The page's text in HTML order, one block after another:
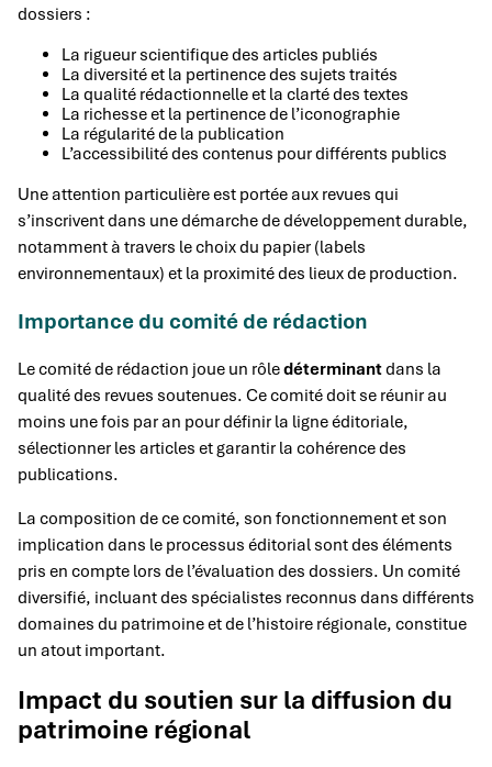
dossiers :
La rigueur scientifique des articles publiés
La diversité et la pertinence des sujets traités
La qualité rédactionnelle et la clarté des textes
La richesse et la pertinence de l’iconographie
La régularité de la publication
L’accessibilité des contenus pour différents publics
Une attention particulière est portée aux revues qui
s’inscrivent dans une démarche de développement durable,
notamment à travers le choix du papier (labels
environnementaux) et la proximité des lieux de production.
Importance du comité de rédaction
Le comité de rédaction joue un rôledéterminantdans la
qualité des revues soutenues. Ce comité doit se réunir au
moins une fois par an pour définir la ligne éditoriale,
sélectionner les articles et garantir la cohérence des
publications.
La composition de ce comité, son fonctionnement et son
implication dans le processus éditorial sont des éléments
pris en compte lors de l’évaluation des dossiers. Un comité
diversifié, incluant des spécialistes reconnus dans différents
domaines du patrimoine et de l’histoire régionale, constitue
un atout important.
Impact du soutien sur la diffusion du
patrimoine régional